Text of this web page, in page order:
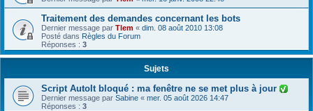
Traitement des demandes concernant les bots
Dernier message par Tlem « dim. 08 août 2010 13:08
Posté dans Règles du Forum
Réponses : 3
Sujets
Script AutoIt bloqué : ma fenêtre ne se met plus à jour
Dernier message par Sabine « mer. 05 août 2026 14:47
Réponses : 3